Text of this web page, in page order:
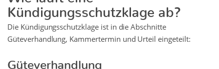
Kündigungsschutzklage ab?
Die Kündigungsschutzklage ist in die Abschnitte
Güteverhandlung, Kammertermin und Urteil eingeteilt:
Güteverhandlung